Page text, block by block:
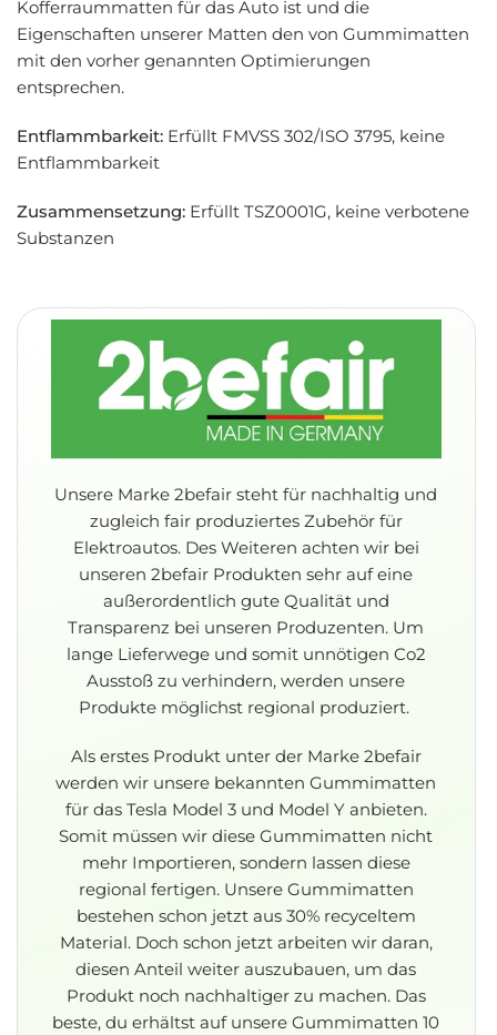
Kofferraummatten für das Auto ist und die
Eigenschaften unserer Matten den von Gummimatten
mit den vorher genannten Optimierungen
entsprechen.
Entflammbarkeit: Erfüllt FMVSS 302/ISO 3795, keine
Entflammbarkeit
Zusammensetzung: Erfüllt TSZ0001G, keine verbotene
Substanzen
Unsere Marke 2befair steht für nachhaltig und
zugleich fair produziertes Zubehör für
Elektroautos. Des Weiteren achten wir bei
unseren 2befair Produkten sehr auf eine
außerordentlich gute Qualität und
Transparenz bei unseren Produzenten. Um
lange Lieferwege und somit unnötigen Co2
Ausstoß zu verhindern, werden unsere
Produkte möglichst regional produziert.
Als erstes Produkt unter der Marke 2befair
werden wir unsere bekannten Gummimatten
für das Tesla Model 3 und Model Y anbieten.
Somit müssen wir diese Gummimatten nicht
mehr Importieren, sondern lassen diese
regional fertigen. Unsere Gummimatten
bestehen schon jetzt aus 30% recyceltem
Material. Doch schon jetzt arbeiten wir daran,
diesen Anteil weiter auszubauen, um das
Produkt noch nachhaltiger zu machen. Das
beste, du erhältst auf unsere Gummimatten 10